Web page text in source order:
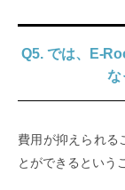
Q5. では、E-
な
費用が抑えられる
とができるという